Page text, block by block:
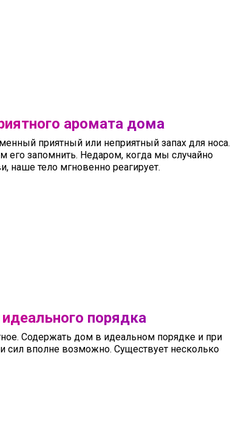
аромата дома
приятный или неприятный запах для носа.
его запомнить. Недаром, когда мы случайно
наше тело мгновенно реагирует.
порядка
Содержать дом в идеальном порядке и при
сил вполне возможно. Существует несколько